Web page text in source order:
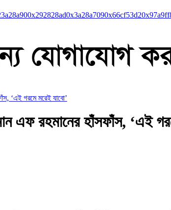
0x292828ad0x3a28a7090x66cf53d2
‘এই গরমে মরেই যাবো’
এফ রহমানের হাঁসফাঁস, ‘এই